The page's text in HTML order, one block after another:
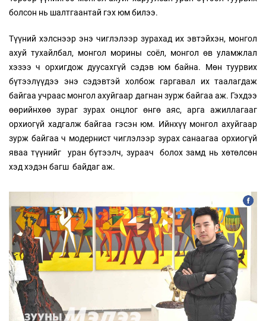
болсон нь шалтгаантай гэх юм билээ.
Түүний хэлснээр энэ чиглэлээр зурахад их эвтэйхэн, монгол
ахуй тухайлбал, монгол морины соёл, монгол өв уламжлал
хэзээ ч орхигдож дуусахгүй сэдэв юм байна. Мөн туурвих
бүтээлүүдээ энэ сэдэвтэй холбож гаргавал их таалагдаж
байгаа учраас монгол ахуйгаар дагнан зурж байгаа аж. Гэхдээ
өөрийнхөө зураг зурах онцлог өнгө аяс, арга ажиллагааг
орхиогүй хадгалж байгаа гэсэн юм. Ийнхүү монгол ахуйгаар
зурж байгаа ч модернист чиглэлээр зурах санаагаа орхиогүй
яваа түүнийг уран бүтээлч, зураач болох замд нь хөтөлсөн
хэд хэдэн багш байдаг аж.